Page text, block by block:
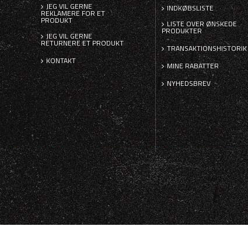
JEG VIL GERNE
REKLAMERE FOR ET
PRODUKT
JEG VIL GERNE
RETURNERE ET PRODUKT
KONTAKT
INDKØBSLISTE
LISTE OVER ØNSKEDE
PRODUKTER
TRANSAKTIONSHISTORIK
MINE RABATTER
NYHEDSBREV